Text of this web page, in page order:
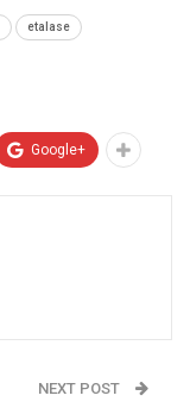
etalase
Google+
NEXT POST